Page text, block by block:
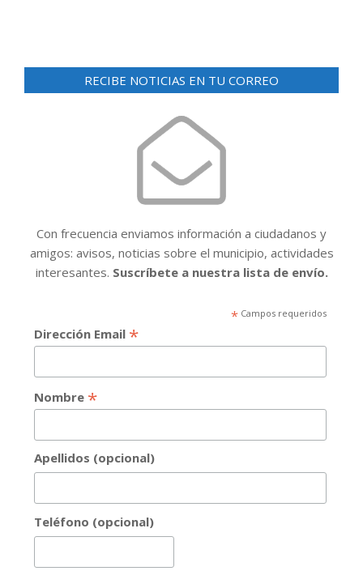
RECIBE NOTICIAS EN TU CORREO
Con frecuencia enviamos información a ciudadanos y
amigos: avisos, noticias sobre el municipio, actividades
interesantes. Suscríbete a nuestra lista de envío.
*Campos requeridos
Dirección Email *
Nombre *
Apellidos (opcional)
Teléfono (opcional)